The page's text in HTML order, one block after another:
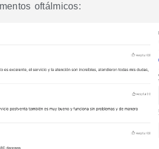
oftálmicos: